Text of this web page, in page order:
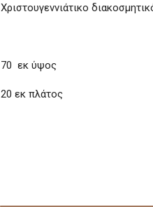
Χριστουγεννιάτικο
70 εκ ύψος
20 εκ πλάτος